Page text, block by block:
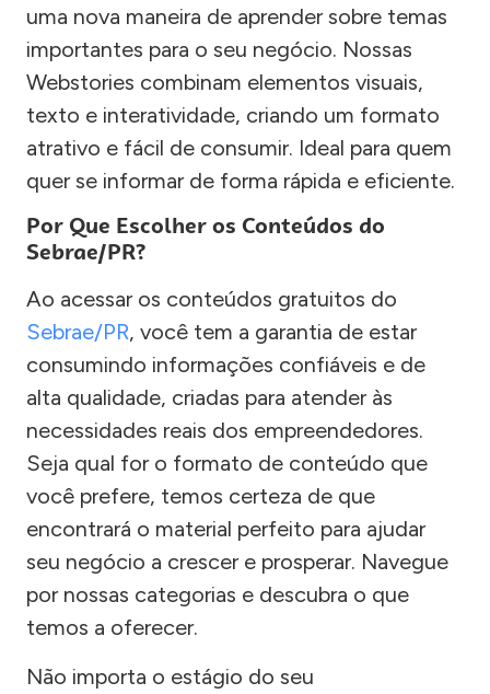
uma nova maneira de aprender sobre temas
importantes para o seu negócio. Nossas
Webstories combinam elementos visuais,
texto e interatividade, criando um formato
atrativo e fácil de consumir. Ideal para quem
quer se informar de forma rápida e eficiente.
Por Que Escolher os Conteúdos do
Sebrae/PR?
Ao acessar os conteúdos gratuitos do
Sebrae/PR, você tem a garantia de estar
consumindo informações confiáveis e de
alta qualidade, criadas para atender às
necessidades reais dos empreendedores.
Seja qual for o formato de conteúdo que
você prefere, temos certeza de que
encontrará o material perfeito para ajudar
seu negócio a crescer e prosperar. Navegue
por nossas categorias e descubra o que
temos a oferecer.
Não importa o estágio do seu